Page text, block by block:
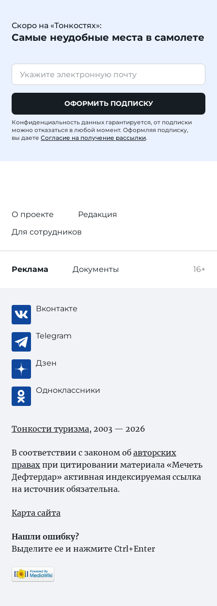
Скоро на «Тонкостях»:
Самые неудобные места в самолете
ОФОРМИТЬ ПОДПИСКУ
Конфиденциальность данных гарантируется, от подписки
можно отказаться в любой момент. Оформляя подписку,
вы даете Согласие на получение рассылки.
О проекте
Редакция
Для сотрудников
16+
Реклама Документы
Вконтакте
Telegram
Дзен
Одноклассники
Тонкости туризма, 2003 — 2026
В соответствии с законом об авторских
правах при цитировании материала «Мечеть
Дефтердар» активная индексируемая ссылка
на источник обязательна.
Карта сайта
Нашли ошибку?
Выделите ее и нажмите Ctrl+Enter